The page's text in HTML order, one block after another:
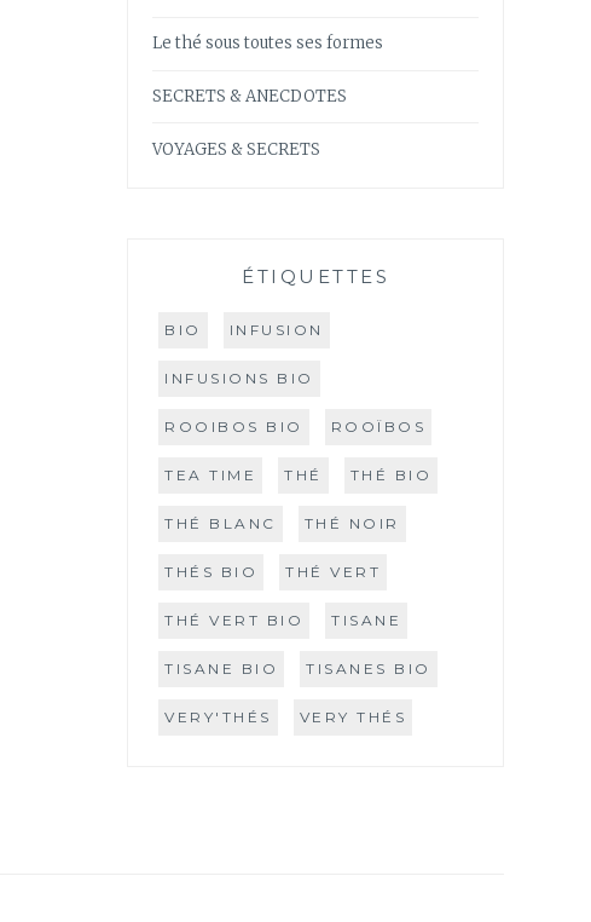
Le thé sous toutes ses formes
SECRETS & ANECDOTES
VOYAGES & SECRETS
ÉTIQUETTES
BIO INFUSION
INFUSIONS BIO
ROOIBOS BIO ROOÏBOS
TEA TIME THÉ THÉ BIO
THÉ BLANC THÉ NOIR
THÉS BIO THÉ VERT
THÉ VERT BIO TISANE
TISANE BIO TISANES BIO
VERY'THÉS VERY THÉS